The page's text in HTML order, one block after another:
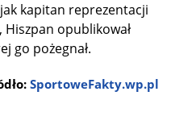
kapitan reprezentacji
Hiszpan opublikował
go pożegnał.
SportoweFakty.wp.pl